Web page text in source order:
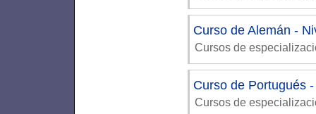
Curso de Alemán -
Cursos de
Curso de Portugués
Cursos de